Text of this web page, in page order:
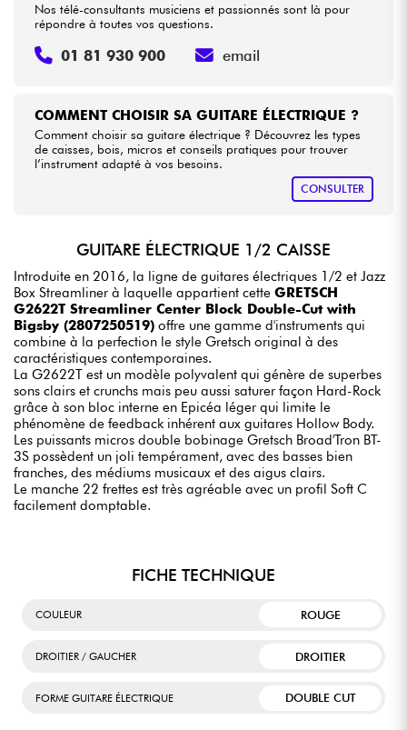
COMMENT CHOISIR SA GUITARE ÉLECTRIQUE ?
Comment choisir sa guitare électrique ? Découvrez les types
de caisses, bois, micros et conseils pratiques pour trouver
l’instrument adapté à vos besoins.
CONSULTER
Nos télé-consultants musiciens et passionnés sont là pour
répondre à toutes vos questions.
01 81 930 900 email
GUITARE ÉLECTRIQUE 1/2 CAISSE
Introduite en 2016, la ligne de guitares électriques 1/2 et Jazz
Box Streamliner à laquelle appartient cette GRETSCH
G2622T Streamliner Center Block Double-Cut with
Bigsby (2807250519) offre une gamme d'instruments qui
combine à la perfection le style Gretsch original à des
caractéristiques contemporaines.
La G2622T est un modèle polyvalent qui génère de superbes
sons clairs et crunchs mais peu aussi saturer façon Hard-Rock
grâce à son bloc interne en Epicéa léger qui limite le
phénomène de feedback inhérent aux guitares Hollow Body.
Les puissants micros double bobinage Gretsch Broad'Tron BT-
3S possèdent un joli tempérament, avec des basses bien
franches, des médiums musicaux et des aigus clairs.
Le manche 22 frettes est très agréable avec un profil Soft C
facilement domptable.
FICHE TECHNIQUE
COULEUR ROUGE
DROITIER / GAUCHER DROITIER
FORME GUITARE ÉLECTRIQUE DOUBLE CUT